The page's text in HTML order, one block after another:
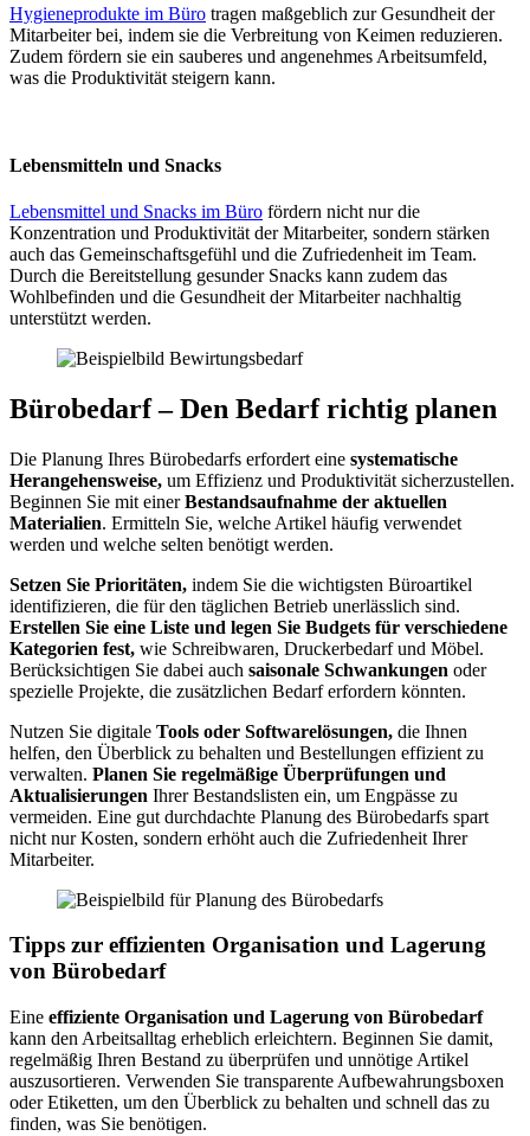
Hygieneprodukte im Büro tragen maßgeblich zur Gesundheit der
Mitarbeiter bei, indem sie die Verbreitung von Keimen reduzieren.
Zudem fördern sie ein sauberes und angenehmes Arbeitsumfeld,
was die Produktivität steigern kann.
Lebensmitteln und Snacks
Lebensmittel und Snacks im Büro fördern nicht nur die
Konzentration und Produktivität der Mitarbeiter, sondern stärken
auch das Gemeinschaftsgefühl und die Zufriedenheit im Team.
Durch die Bereitstellung gesunder Snacks kann zudem das
Wohlbefinden und die Gesundheit der Mitarbeiter nachhaltig
unterstützt werden.
Bürobedarf – Den Bedarf richtig planen
Die Planung Ihres Bürobedarfs erfordert eine systematische
Herangehensweise, um Effizienz und Produktivität sicherzustellen.
Beginnen Sie mit einerBestandsaufnahme der aktuellen
Materialien. Ermitteln Sie, welche Artikel häufig verwendet
werden und welche selten benötigt werden.
Setzen Sie Prioritäten, indem Sie die wichtigsten Büroartikel
identifizieren, die für den täglichen Betrieb unerlässlich sind.
Erstellen Sie eine Liste und legen Sie Budgets für verschiedene
Kategorien fest, wie Schreibwaren, Druckerbedarf und Möbel.
Berücksichtigen Sie dabei auch saisonale Schwankungen oder
spezielle Projekte, die zusätzlichen Bedarf erfordern könnten.
Nutzen Sie digitale Tools oder Softwarelösungen, die Ihnen
helfen, den Überblick zu behalten und Bestellungen effizient zu
verwalten. Planen Sie regelmäßige Überprüfungen und
Aktualisierungen Ihrer Bestandslisten ein, um Engpässe zu
vermeiden. Eine gut durchdachte Planung des Bürobedarfs spart
nicht nur Kosten, sondern erhöht auch die Zufriedenheit Ihrer
Mitarbeiter.
Tipps zur effizienten Organisation und Lagerung
von Bürobedarf
Eine effiziente Organisation und Lagerung von Bürobedarf
kann den Arbeitsalltag erheblich erleichtern. Beginnen Sie damit,
regelmäßig Ihren Bestand zu überprüfen und unnötige Artikel
auszusortieren. Verwenden Sie transparente Aufbewahrungsboxen
oder Etiketten, um den Überblick zu behalten und schnell das zu
finden, was Sie benötigen.